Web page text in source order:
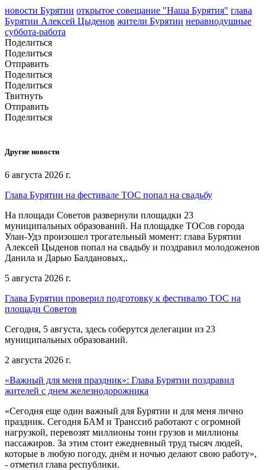
новости Бурятии открытое совещание "Наша Бурятия" глава
Бурятии Алексей Цыденов жители Бурятии неравнодушные
суббота-работа
Поделиться
Поделиться
Отправить
Поделиться
Поделиться
Твитнуть
Отправить
Поделиться
Другие новости
6 августа 2026 г.
Глава Бурятии на фестивале ТОС попал на свадьбу
На площади Советов развернули площадки 23
муниципальных образований. На площадке ТОСов города
Улан-Удэ произошел трогательный момент: глава Бурятии
Алексей Цыденов попал на свадьбу и поздравил молодоженов
Данила и Дарью Балдановых,.
5 августа 2026 г.
Глава Бурятии проверил подготовку к фестивалю ТОС на
площади Советов
Сегодня, 5 августа, здесь соберутся делегации из 23
муниципальных образований.
2 августа 2026 г.
«Важный для меня праздник»: Глава Бурятии поздравил
жителей с днем железнодорожника
«Сегодня еще один важный для Бурятии и для меня лично
праздник. Сегодня БАМ и Транссиб работают с огромной
нагрузкой, перевозят миллионы тонн грузов и миллионы
пассажиров. За этим стоит ежедневный труд тысяч людей,
которые в любую погоду, днём и ночью делают свою работу»,
- отметил глава республики.